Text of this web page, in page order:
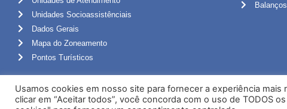
Unidades Socioassistênciais
Dados Gerais
Mapa do Zoneamento
Pontos Turísticos
Balanços
Usamos cookies em nosso site para fornecer a experiência
clicar em “Aceitar todos”, você concorda com o uso de TODOS